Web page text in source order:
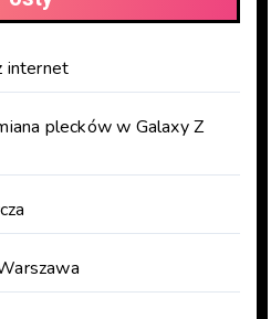
internet
plecków w Galaxy Z